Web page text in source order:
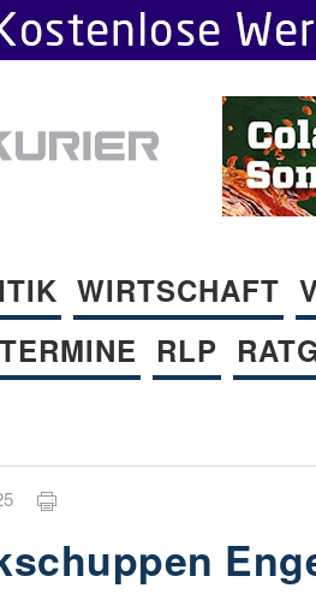
WIRTSCHAFT
TERMINE RLP